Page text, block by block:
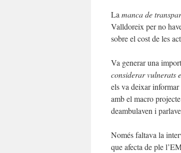
La manca de
Valldoreix per no
sobre el cost de les
Va generar una
considerar vulnerats
els va deixar
amb el macro
deambulaven i
Només faltava la
que afecta de ple